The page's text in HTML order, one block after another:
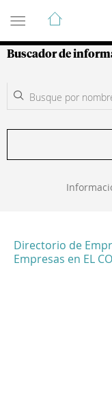
Guía de
Buscador de
Directorio de
Empresas en EL